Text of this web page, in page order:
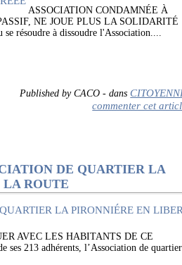
ASSOCIATION CONDAMNÉE À
NE JOUE PLUS LA SOLIDARITÉ
résoudre à dissoudre l'Association....
Published by CACO - dans
commenter cet
DE QUARTIER LA
ROUTE
AVEC LES HABITANTS DE CE
213 adhérents, l’Association de